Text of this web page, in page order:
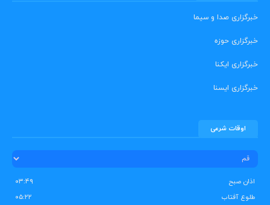
خبرگزاری صدا و سیما
خبرگزاری حوزه
خبرگزاری ایکنا
خبرگزاری ایسنا
اوقات شرعی
اذان صبح
۰۳:۴۹
طلوع آفتاب
۰۵:۲۲